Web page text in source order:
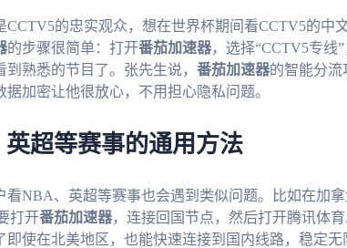
CCTV5的忠实观众，想在世界杯期间看CCTV5的中
的步骤很简单：打开番茄加速器，选择“CCTV5专线
熟悉的节目了。张先生说， 番茄加速器的智能分流
加密让他很放心，不用担心隐私问题。
超等赛事的通用方法
看NBA、英超等赛事也会遇到类似问题。比如在加
打开番茄加速器，连接回国节点，然后打开腾讯体育
即使在北美地区，也能快速连接到国内线路，稳定